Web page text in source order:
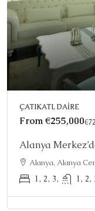
ÇATIKATI, DAIRE
From€255,000
Alanya
Alanya, Alanya
1, 2, 3, 1, 2,